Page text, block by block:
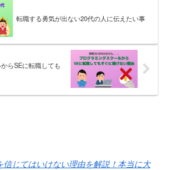
転職する勇気が出ない20代の人に伝えたい事
らSEに転職しても
じてはいけない理由を解説！本当に大